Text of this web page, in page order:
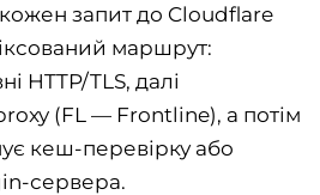
запит до Cloudflare
маршрут:
HTTP/TLS, далі
(FL — Frontline), а потім
кеш-перевірку або
сервера.